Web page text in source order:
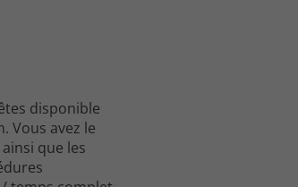
disponible
Vous avez le
que les